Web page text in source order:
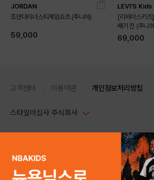
JORDAN
조던다이너스티게임쇼츠 (주니어)
59,000
LEVI'S Kids
[리바이스키
배기 진 (주니
69,000
고객센터 이용약관 개인정보처리방침
스타일이십사 주식회사
주소 : 서울시 강남구 논현로 633, 6층 (논현동, 한세엠케이빌딩)
사업자등록번호 : 116-81-32499
통신판매업신고번호 : 제 2024-서울강남-04239
스타일24 고객센터 1544-5336
평일 09:00~ 18:00 (토/일/공휴일 휴무)